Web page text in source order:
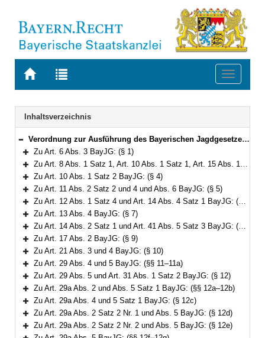
Zur
BAYERN.RECHT
Zur
letzten
Suche
Toggle
Navigation
Inhaltsverzeichnis
Bereich reduzieren
Verordnung zur Ausführung des Bayerischen Jagdgesetzes (AVBayJG) Vom 1. März 1983 (GVBl. S. 51) BayRS 792-2-W (§§ 1–35)
Bereich erweitern
Zu Art. 6 Abs. 3 BayJG: (§ 1)
Bereich erweitern
Zu Art. 8 Abs. 1 Satz 1, Art. 10 Abs. 1 Satz 1, Art. 15 Abs. 1 Satz 1 und Art. 16 Abs. 1 Satz 1 BayJG: (§§ 2–3)
Bereich erweitern
Zu Art. 10 Abs. 1 Satz 2 BayJG: (§ 4)
Bereich erweitern
Zu Art. 11 Abs. 2 Satz 2 und 4 und Abs. 6 BayJG: (§ 5)
Bereich erweitern
Zu Art. 12 Abs. 1 Satz 4 und Art. 14 Abs. 4 Satz 1 BayJG: (§ 6)
Bereich erweitern
Zu Art. 13 Abs. 4 BayJG: (§ 7)
Bereich erweitern
Zu Art. 14 Abs. 2 Satz 1 und Art. 41 Abs. 5 Satz 3 BayJG: (§ 8)
Bereich erweitern
Zu Art. 17 Abs. 2 BayJG: (§ 9)
Bereich erweitern
Zu Art. 21 Abs. 3 und 4 BayJG: (§ 10)
Bereich erweitern
Zu Art. 29 Abs. 4 und 5 BayJG: (§§ 11–11a)
Bereich erweitern
Zu Art. 29 Abs. 5 und Art. 31 Abs. 1 Satz 2 BayJG: (§ 12)
Bereich erweitern
Zu Art. 29a Abs. 2 und Abs. 5 Satz 1 BayJG: (§§ 12a–12b)
Bereich erweitern
Zu Art. 29a Abs. 4 und 5 Satz 1 BayJG: (§ 12c)
Bereich erweitern
Zu Art. 29a Abs. 2 Satz 2 Nr. 1 und Abs. 5 BayJG: (§ 12d)
Bereich erweitern
Zu Art. 29a Abs. 2 Satz 2 Nr. 2 und Abs. 5 BayJG: (§ 12e)